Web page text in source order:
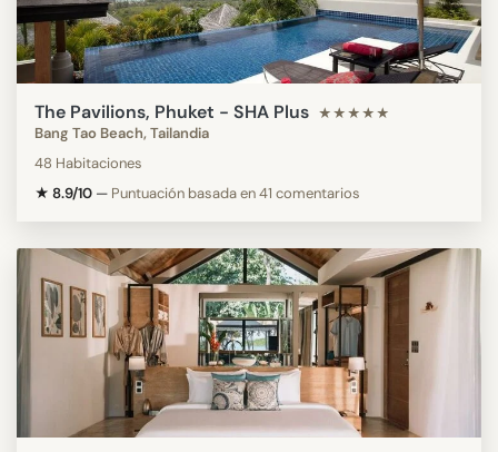
The Pavilions, Phuket - SHA Plus ★★★★★
Bang Tao Beach, Tailandia
48 Habitaciones
★ 8.9/10 — Puntuación basada en 41 comentarios